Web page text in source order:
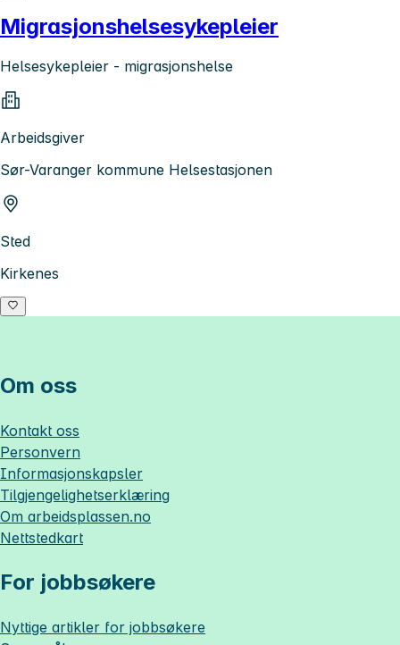
Migrasjonshelsesykepleier
Helsesykepleier - migrasjonshelse
Arbeidsgiver
Sør-Varanger kommune Helsestasjonen
Sted
Kirkenes
Om oss
Kontakt oss
Personvern
Informasjonskapsler
Tilgjengelighetserklæring
Om arbeidsplassen.no
Nettstedkart
For jobbsøkere
Nyttige artikler for jobbsøkere